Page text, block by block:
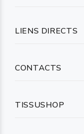
LIENS DIRECTS
CONTACTS
TISSUSHOP